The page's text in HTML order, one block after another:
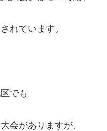
れています。
でも
会がありますが、